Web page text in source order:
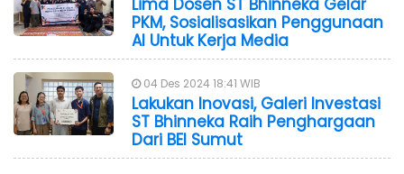
PKM, Sosialisasikan Penggunaan
AI Untuk Kerja Media
04 Des 2024 18:41 WIB
Lakukan Inovasi, Galeri Investasi
ST Bhinneka Raih Penghargaan
Dari BEI Sumut